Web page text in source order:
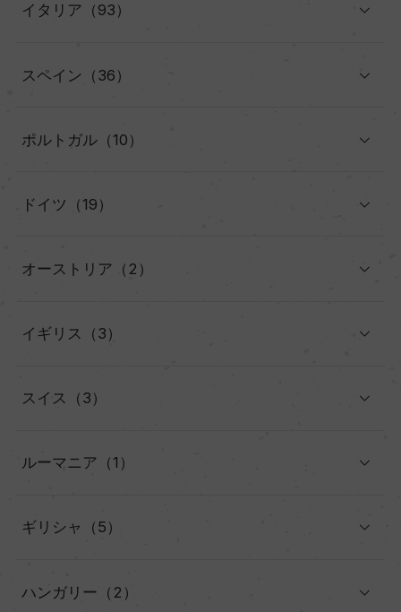
イタリア（93）
スペイン（36）
ポルトガル（10）
ドイツ（19）
オーストリア（2）
イギリス（3）
スイス（3）
ルーマニア（1）
ギリシャ（5）
ハンガリー（2）